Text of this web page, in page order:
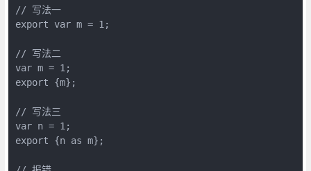
// 写法一
export var m = 1;
// 写法二
var m = 1;
export {m};
// 写法三
var n = 1;
export {n as m};